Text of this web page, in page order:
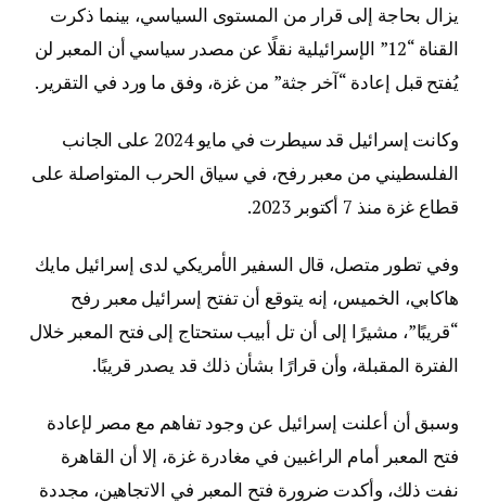
يزال بحاجة إلى قرار من المستوى السياسي، بينما ذكرت
القناة “12” الإسرائيلية نقلًا عن مصدر سياسي أن المعبر لن
يُفتح قبل إعادة “آخر جثة” من غزة، وفق ما ورد في التقرير.
وكانت إسرائيل قد سيطرت في مايو 2024 على الجانب
الفلسطيني من معبر رفح، في سياق الحرب المتواصلة على
قطاع غزة منذ 7 أكتوبر 2023.
وفي تطور متصل، قال السفير الأمريكي لدى إسرائيل مايك
هاكابي، الخميس، إنه يتوقع أن تفتح إسرائيل معبر رفح
“قريبًا”، مشيرًا إلى أن تل أبيب ستحتاج إلى فتح المعبر خلال
الفترة المقبلة، وأن قرارًا بشأن ذلك قد يصدر قريبًا.
وسبق أن أعلنت إسرائيل عن وجود تفاهم مع مصر لإعادة
فتح المعبر أمام الراغبين في مغادرة غزة، إلا أن القاهرة
نفت ذلك، وأكدت ضرورة فتح المعبر في الاتجاهين، مجددة